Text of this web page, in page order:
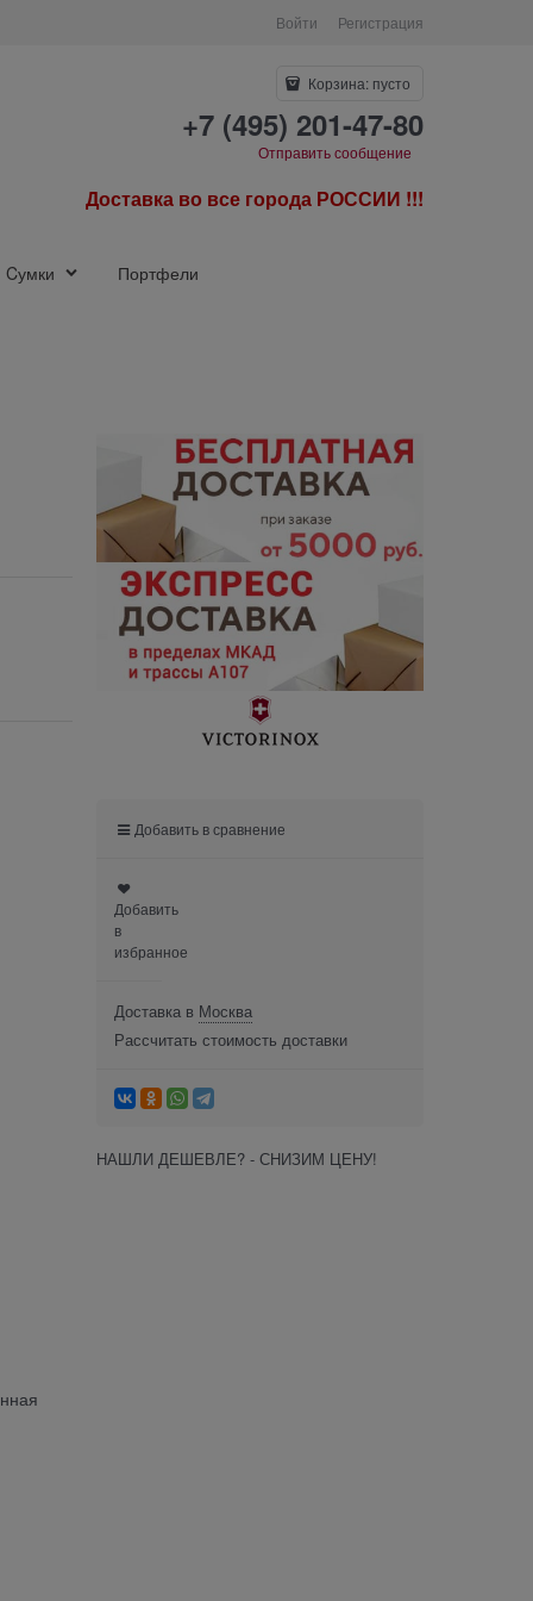
Войти Регистрация
Корзина: пусто
+7 (495) 201-47-80
Отправить сообщение
Доставка во все города РОССИИ !!!
Cумки Портфели
Добавить в сравнение
Добавить
в
избранное
Доставка в Москва
Рассчитать стоимость доставки
НАШЛИ ДЕШЕВЛЕ? - СНИЗИМ ЦЕНУ!